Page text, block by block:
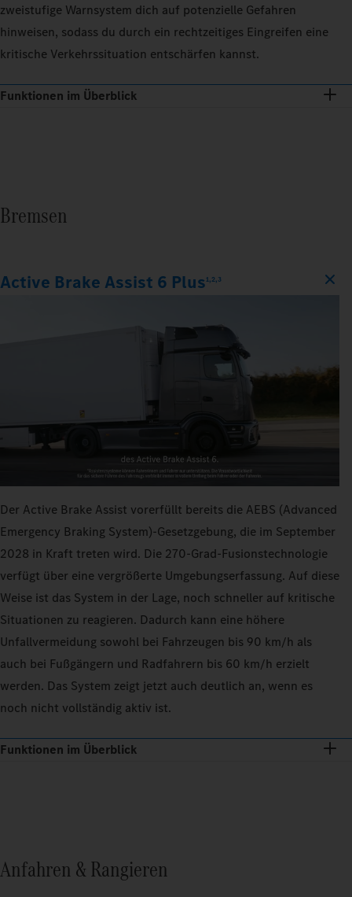
zweistufige Warnsystem dich auf potenzielle Gefahren
hinweisen, sodass du durch ein rechtzeitiges Eingreifen eine
kritische Verkehrssituation entschärfen kannst.
Funktionen im Überblick
Bremsen
Active Brake Assist 6 Plus1,2,3
Der Active Brake Assist vorerfüllt bereits die AEBS (Advanced
Emergency Braking System)-Gesetzgebung, die im September
2028 in Kraft treten wird. Die 270‑Grad-Fusionstechnologie
verfügt über eine vergrößerte Umgebungserfassung. Auf diese
Weise ist das System in der Lage, noch schneller auf kritische
Situationen zu reagieren. Dadurch kann eine höhere
Unfallvermeidung sowohl bei Fahrzeugen bis 90 km/h als
auch bei Fußgängern und Radfahrern bis 60 km/h erzielt
werden. Das System zeigt jetzt auch deutlich an, wenn es
noch nicht vollständig aktiv ist.
Funktionen im Überblick
Anfahren & Rangieren